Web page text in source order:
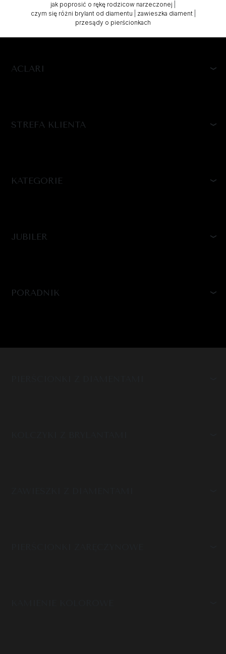
jak poprosić o rękę rodzicow narzeczonej
czym się różni brylant od diamentu
zawieszka diament|
przesądy o pierścionkach
ACLARI
STREFA KLIENTA
KATEGORIE
JUBILER
PORADNIK